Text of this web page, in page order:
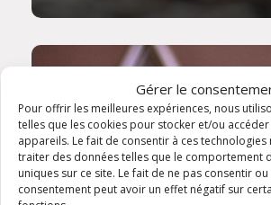
Gérer le
Pour offrir les meilleures expériences, nous
telles que les cookies pour stocker et/ou
appareils. Le fait de consentir à ces
traiter des données telles que le comportement
uniques sur ce site. Le fait de ne pas consentir
consentement peut avoir un effet négatif sur